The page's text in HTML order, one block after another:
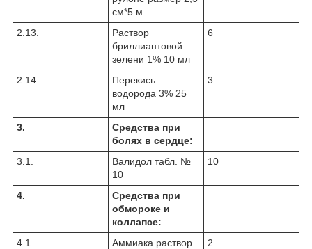
см*5 м
2.13.
Раствор
бриллиантовой
зелени 1% 10 мл
6
2.14.
Перекись
водорода 3% 25
мл
3
3.
Средства при
болях в сердце:
3.1.
Валидол табл. №
10
10
4.
Средства при
обмороке и
коллапсе:
4.1.
Аммиака раствор
2